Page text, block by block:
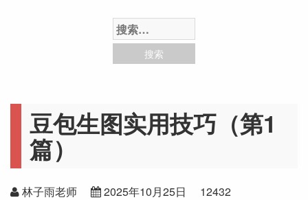
豆包生图实用技巧（第1
篇）
林子雨老师 2025年10月25日 12432